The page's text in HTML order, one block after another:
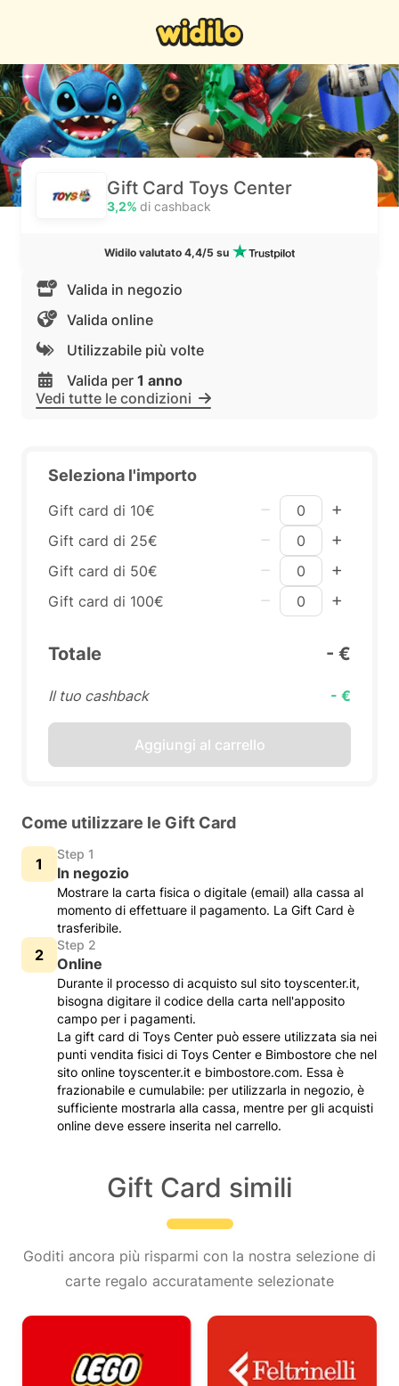
Gift Card Toys Center
3,2% di cashback
Widilo valutato 4,4/5 su
Valida in negozio
Valida online
Utilizzabile più volte
Valida per 1 anno
Vedi tutte le condizioni
Seleziona l'importo
Gift card di 10€
Gift card di 25€
Gift card di 50€
Gift card di 100€
Totale - €
Il tuo cashback - €
Aggiungi al carrello
Come utilizzare le Gift Card
Step 1
In negozio
Mostrare la carta fisica o digitale (email) alla cassa al
momento di effettuare il pagamento. La Gift Card è
trasferibile.
Step 2
Online
Durante il processo di acquisto sul sito toyscenter.it,
bisogna digitare il codice della carta nell'apposito
campo per i pagamenti.
La gift card di Toys Center può essere utilizzata sia nei
punti vendita fisici di Toys Center e Bimbostore che nel
sito online toyscenter.it e bimbostore.com. Essa è
frazionabile e cumulabile: per utilizzarla in negozio, è
sufficiente mostrarla alla cassa, mentre per gli acquisti
online deve essere inserita nel carrello.
Gift Card simili
Goditi ancora più risparmi con la nostra selezione di
carte regalo accuratamente selezionate